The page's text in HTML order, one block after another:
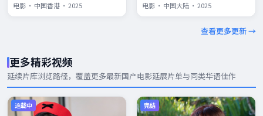
电影 · 中国香港 · 2025 电影 · 中国大陆 · 2025
查看更多更新 →
更多精彩视频
延续片库浏览路径，覆盖更多最新国产电影延展片单与同类华语佳作
连载中 完结